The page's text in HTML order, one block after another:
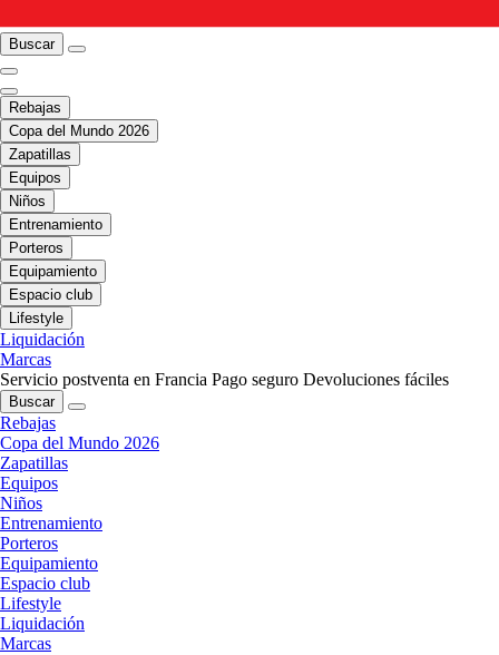
Buscar
Rebajas
Copa del Mundo 2026
Zapatillas
Equipos
Niños
Entrenamiento
Porteros
Equipamiento
Espacio club
Lifestyle
Liquidación
Marcas
Servicio postventa en Francia Pago seguro Devoluciones fáciles
Buscar
Rebajas
Copa del Mundo 2026
Zapatillas
Equipos
Niños
Entrenamiento
Porteros
Equipamiento
Espacio club
Lifestyle
Liquidación
Marcas